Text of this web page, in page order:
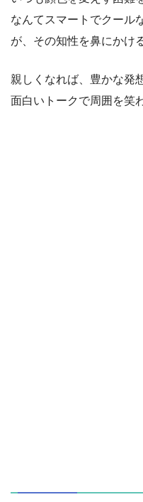
なんてスマートでクール
が、その知性を鼻にかけ
親しくなれば、豊かな発
面白いトークで周囲を笑